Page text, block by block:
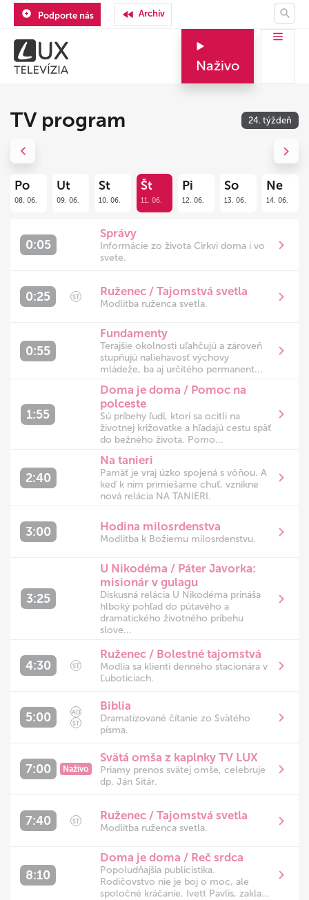
Podporte nás Archív
Naživo
TV program 24. týždeň
Po
08. 06.
Ut
09. 06.
St
10. 06.
Št
11. 06.
Pi
12. 06.
So
13. 06.
Ne
14. 06.
Previous Next
0:05
Správy
Informácie zo života Cirkvi doma i vo
svete.
0:25 ST Ruženec / Tajomstvá svetla
Modlitba ruženca svetla.
0:55
Fundamenty
Terajšie okolnosti uľahčujú a zároveň
stupňujú naliehavosť výchovy
mládeže, ba aj určitého permanent...
1:55
Doma je doma / Pomoc na
polceste
Sú príbehy ľudí, ktorí sa ocitli na
životnej križovatke a hľadajú cestu späť
do bežného života. Pomo...
2:40
Na tanieri
Pamäť je vraj úzko spojená s vôňou. A
keď k nim primiešame chuť, vznikne
nová relácia NA TANIERI.
3:00 Hodina milosrdenstva
Modlitba k Božiemu milosrdenstvu.
3:25
U Nikodéma / Páter Javorka:
misionár v gulagu
Diskusná relácia U Nikodéma prináša
hlboký pohľad do pútavého a
dramatického životného príbehu
slove...
4:30 ST
Ruženec / Bolestné tajomstvá
Modlia sa klienti denného stacionára v
Ľuboticiach.
5:00
AD
ST
Biblia
Dramatizované čítanie zo Svätého
písma.
7:00 Naživo
Svätá omša z kaplnky TV LUX
Priamy prenos svätej omše, celebruje
dp. Ján Sitár.
7:40 ST Ruženec / Tajomstvá svetla
Modlitba ruženca svetla.
8:10
Doma je doma / Reč srdca
Popoludňajšia publicistika.
Rodičovstvo nie je boj o moc, ale
spoločné kráčanie. Ivett Pavlis, zakla...